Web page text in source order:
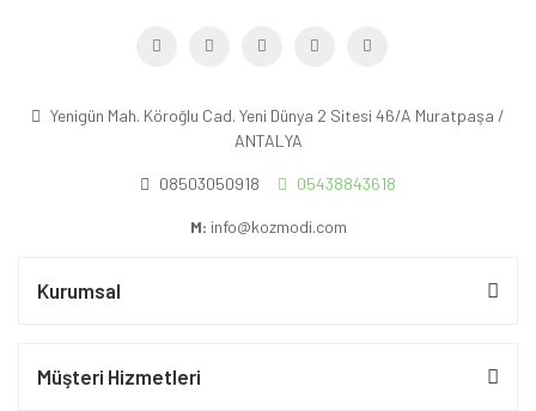
Yenigün Mah. Köroğlu Cad. Yeni Dünya 2 Sitesi 46/A Muratpaşa /
ANTALYA
08503050918 05438843618
M: info@kozmodi.com
Kurumsal
Müşteri Hizmetleri